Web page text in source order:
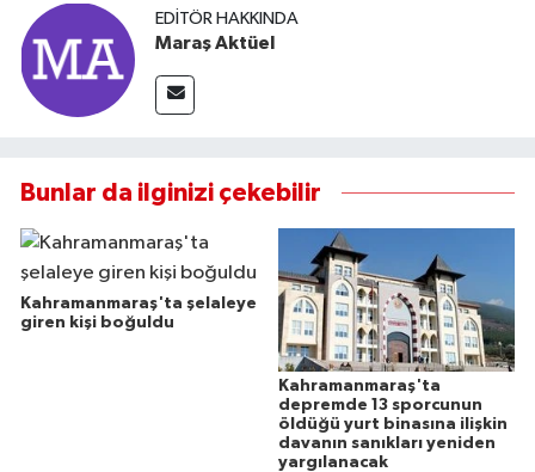
EDITÖR HAKKINDA
Maraş Aktüel
Bunlar da ilginizi çekebilir
Kahramanmaraş'ta şelaleye
giren kişi boğuldu
Kahramanmaraş'ta
depremde 13 sporcunun
öldüğü yurt binasına ilişkin
davanın sanıkları yeniden
yargılanacak